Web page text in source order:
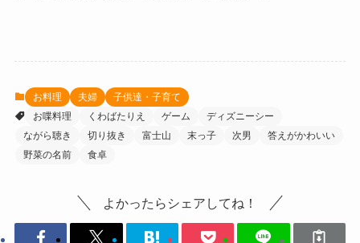
お料理 夫婦
子供達・子育て
お喋料理
くわばたりえ ゲーム
ディズニーシー
ながら聴き
切り抜き 富士山 末っ子 次男
答えがかわいい
野菜の名前
食卓
よかったらシェアしてね！